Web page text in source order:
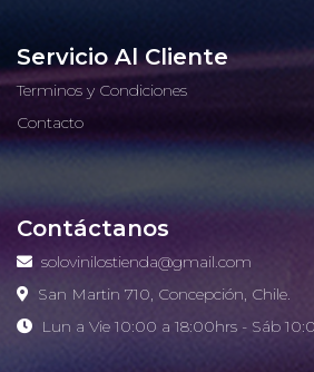
Servicio Al Cliente
Terminos y Condiciones
Contacto
Contáctanos
solovinilostienda@gmail.com
San Martin 710, Concepción, Chile.
Lun a Vie 10:00 a 18:00hrs - Sáb